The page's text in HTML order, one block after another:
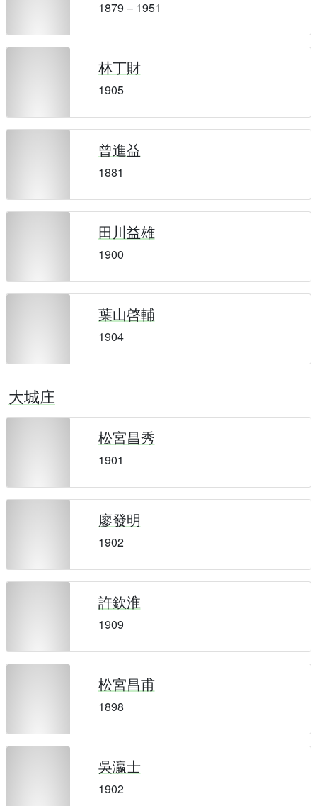
1879 – 1951
林丁財
1905
曾進益
1881
田川益雄
1900
葉山啓輔
1904
大城庄
松宮昌秀
1901
廖發明
1902
許欽淮
1909
松宮昌甫
1898
吳瀛士
1902